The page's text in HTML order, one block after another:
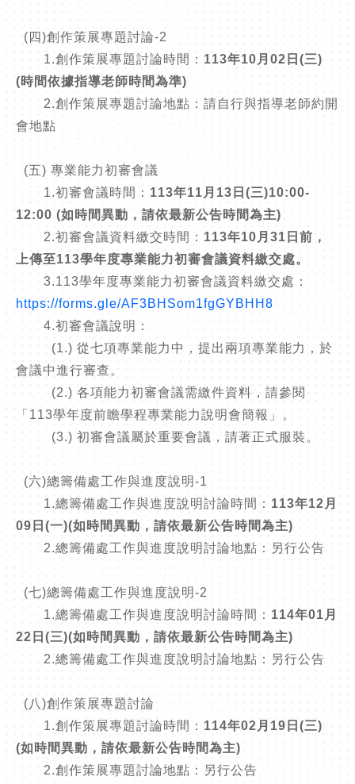
(四)創作策展專題討論-2
1.創作策展專題討論時間： 113年10月02日(三)
(時間依據指導老師時間為準)
2.創作策展專題討論地點：請自行與指導老師約開
會地點
(五) 專業能力初審會議
1.初審會議時間： 113年11月13日(三)10:00-
12:00 (如時間異動，請依最新公告時間為主)
2.初審會議資料繳交時間： 113年10月31日前，
上傳至113學年度專業能力初審會議資料繳交處。
3.113學年度專業能力初審會議資料繳交處：
https://forms.gle/AF3BHSom1fgGYBHH8
4.初審會議說明：
(1.) 從七項專業能力中，提出兩項專業能力，於
會議中進行審查。
(2.) 各項能力初審會議需繳件資料，請參閱
「113學年度前瞻學程專業能力說明會簡報」。
(3.) 初審會議屬於重要會議，請著正式服裝。
(六)總籌備處工作與進度說明-1
1.總籌備處工作與進度說明討論時間： 113年12月
09日(一)(如時間異動，請依最新公告時間為主)
2.總籌備處工作與進度說明討論地點：另行公告
(七)總籌備處工作與進度說明-2
1.總籌備處工作與進度說明討論時間： 114年01月
22日(三)(如時間異動，請依最新公告時間為主)
2.總籌備處工作與進度說明討論地點：另行公告
(八)創作策展專題討論
1.創作策展專題討論時間： 114年02月19日(三)
(如時間異動，請依最新公告時間為主)
2.創作策展專題討論地點：另行公告